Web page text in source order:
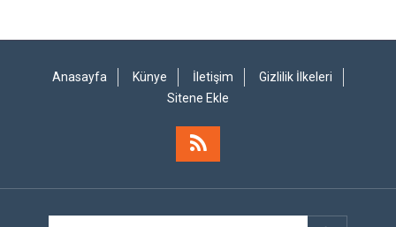
Anasayfa Künye İletişim
Gizlilik İlkeleri
Sitene Ekle